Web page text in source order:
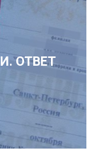
ОТВЕТ